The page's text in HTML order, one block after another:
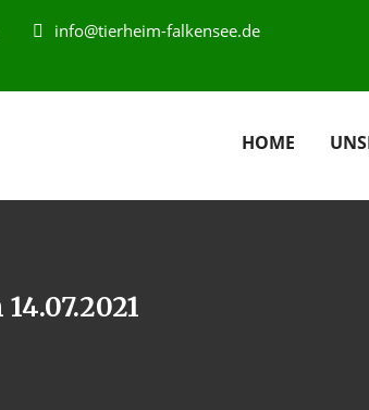
info@tierheim-falkensee.de
HOME